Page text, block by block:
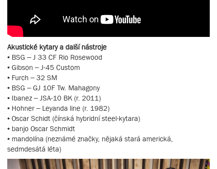
Akustické kytary a další nástroje
• BSG – J 33 CF Rio Rosewood
• Gibson – J-45 Custom
• Furch – 32 SM
• BSG – GJ 10F Tw. Mahagony
• Ibanez – JSA-10 BK (r. 2011)
• Hohner – Leyanda line (r. 1982)
• Oscar Schidt (čínská hybridní steel-kytara)
• banjo Oscar Schmidt
• mandolína (neznámé značky, nějaká stará americká,
sedmdesátá léta)